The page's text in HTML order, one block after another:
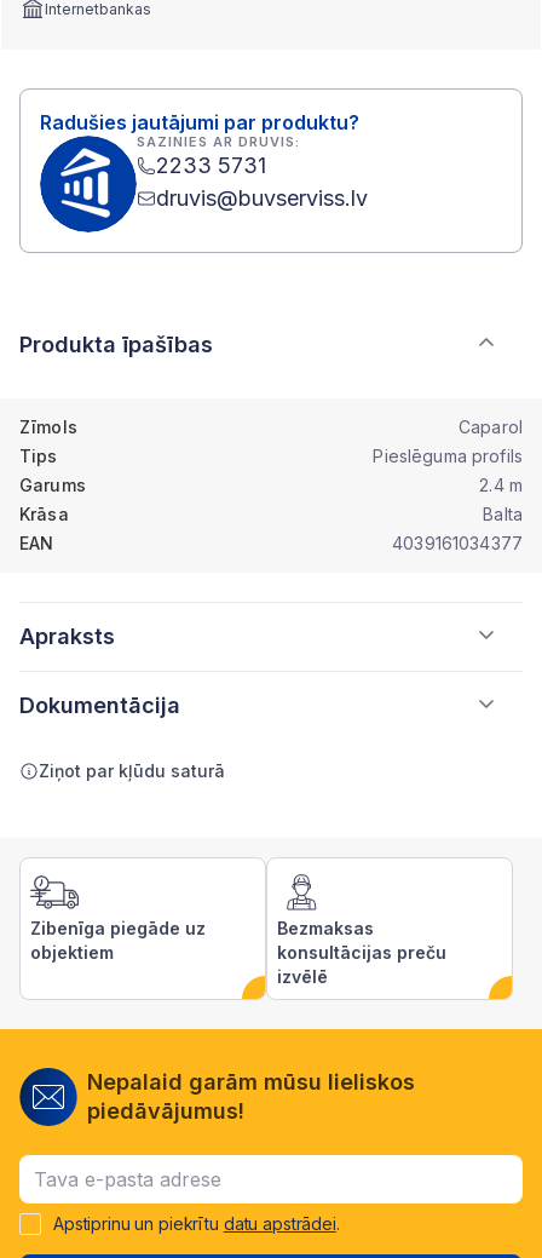
Internetbankas
Radušies jautājumi par produktu?
SAZINIES AR DRUVIS:
2233 5731
druvis@buvserviss.lv
Produkta īpašības
Zīmols
Caparol
Tips
Pieslēguma profils
Garums
2.4 m
Krāsa
Balta
EAN
4039161034377
Apraksts
Dokumentācija
Ziņot par kļūdu saturā
Zibenīga piegāde uz
objektiem
Bezmaksas
konsultācijas preču
izvēlē
Nepalaid garām mūsu lieliskos
piedāvājumus!
Apstiprinu un piekrītu datu apstrādei.